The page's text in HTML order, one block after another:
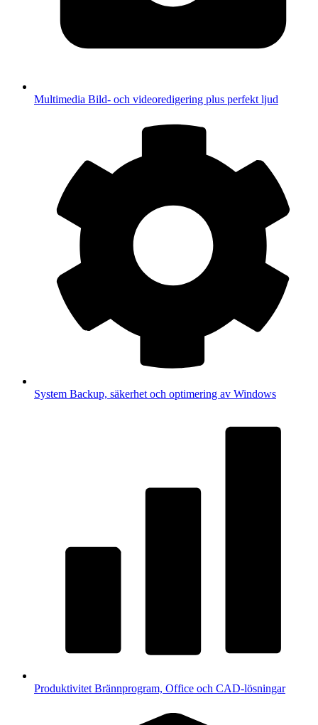
Multimedia Bild- och videoredigering plus perfekt ljud
System Backup, säkerhet och optimering av Windows
Produktivitet Brännprogram, Office och CAD-lösningar